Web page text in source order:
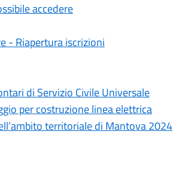
accedere
- Riapertura iscrizioni
di Servizio Civile Universale
per costruzione linea elettrica
territoriale di Mantova 2024